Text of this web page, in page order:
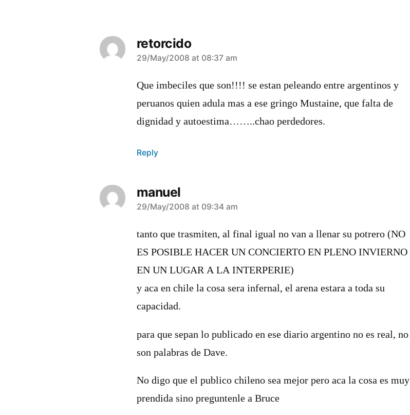
retorcido
says:
29/May/2008 at 08:37 am
Que imbeciles que son!!!! se estan peleando entre argentinos y
peruanos quien adula mas a ese gringo Mustaine, que falta de
dignidad y autoestima……..chao perdedores.
Reply
manuel
says:
29/May/2008 at 09:34 am
tanto que trasmiten, al final igual no van a llenar su potrero (NO
ES POSIBLE HACER UN CONCIERTO EN PLENO INVIERNO
EN UN LUGAR A LA INTERPERIE)
y aca en chile la cosa sera infernal, el arena estara a toda su
capacidad.
para que sepan lo publicado en ese diario argentino no es real, no
son palabras de Dave.
No digo que el publico chileno sea mejor pero aca la cosa es muy
prendida sino preguntenle a Bruce